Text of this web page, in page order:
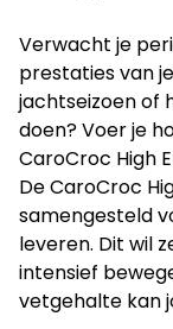
Verwacht je
prestaties van
jachtseizoen of
doen? Voer je
CaroCroc High
De CaroCroc
samengesteld
leveren. Dit wil
intensief
vetgehalte kan